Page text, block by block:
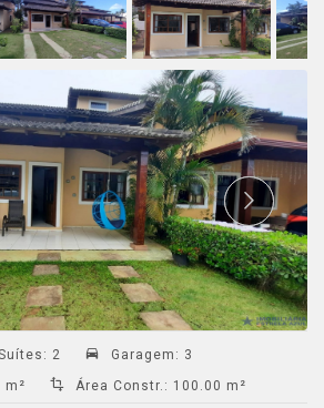
: 2 Garagem : 3
m² Área Constr. : 100.00 m²